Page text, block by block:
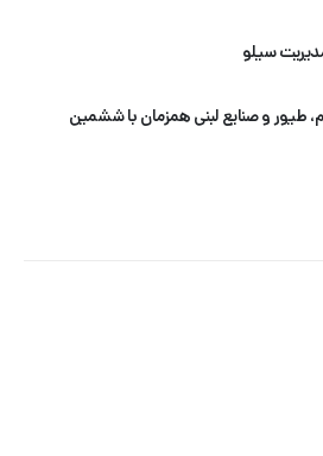
سیلو
طیور و صنایع لبنی همزمان با ششمین